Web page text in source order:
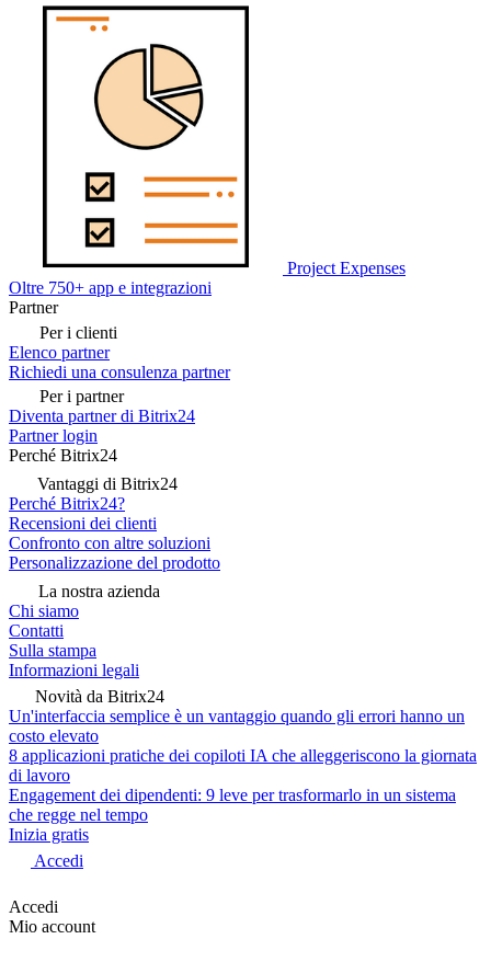
Project Expenses
Oltre 750+ app e integrazioni
Partner
Per i clienti
Elenco partner
Richiedi una consulenza partner
Per i partner
Diventa partner di Bitrix24
Partner login
Perché Bitrix24
Vantaggi di Bitrix24
Perché Bitrix24?
Recensioni dei clienti
Confronto con altre soluzioni
Personalizzazione del prodotto
La nostra azienda
Chi siamo
Contatti
Sulla stampa
Informazioni legali
Novità da Bitrix24
Un'interfaccia semplice è un vantaggio quando gli errori hanno un
costo elevato
8 applicazioni pratiche dei copiloti IA che alleggeriscono la giornata
di lavoro
Engagement dei dipendenti: 9 leve per trasformarlo in un sistema
che regge nel tempo
Inizia gratis
Accedi
Accedi
Mio account